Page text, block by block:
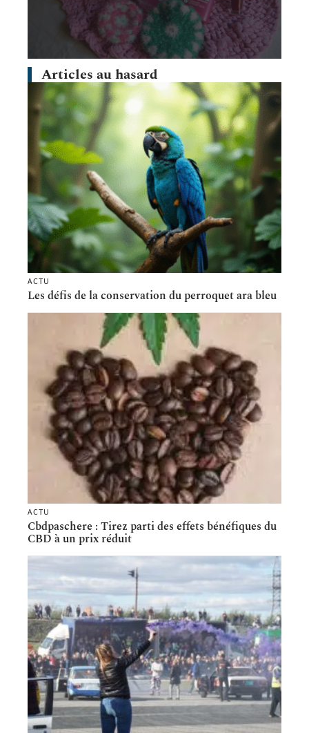
Articles au hasard
ACTU
Les défis de la conservation du perroquet ara bleu
ACTU
Cbdpaschere : Tirez parti des effets bénéfiques du
CBD à un prix réduit